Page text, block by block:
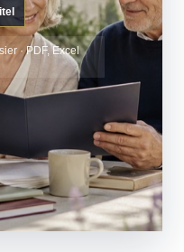
· PDF, Excel